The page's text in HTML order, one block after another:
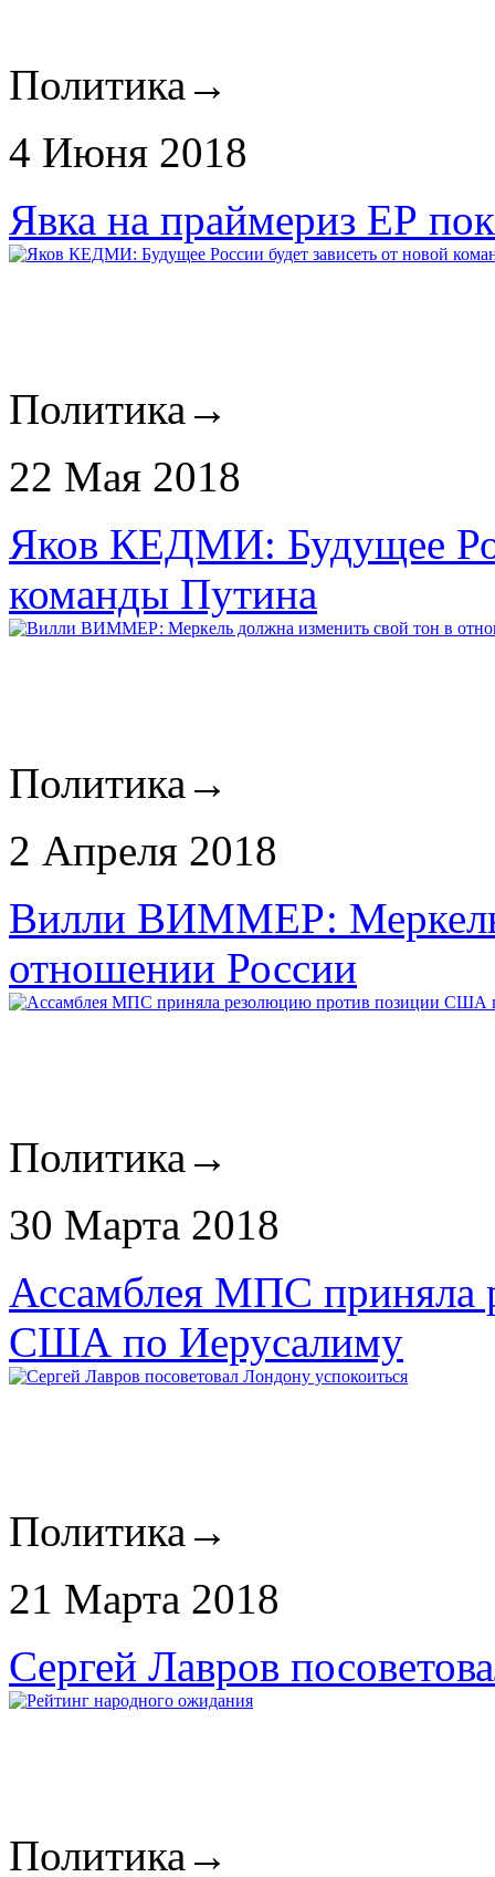
Политика →
4 Июня 2018
Явка на праймериз ЕР
Политика →
22 Мая 2018
Яков КЕДМИ: Будущее
команды Путина
Политика →
2 Апреля 2018
Вилли ВИММЕР: Меркель
отношении России
Политика →
30 Марта 2018
Ассамблея МПС приняла
США по Иерусалиму
Политика →
21 Марта 2018
Сергей Лавров
Политика →